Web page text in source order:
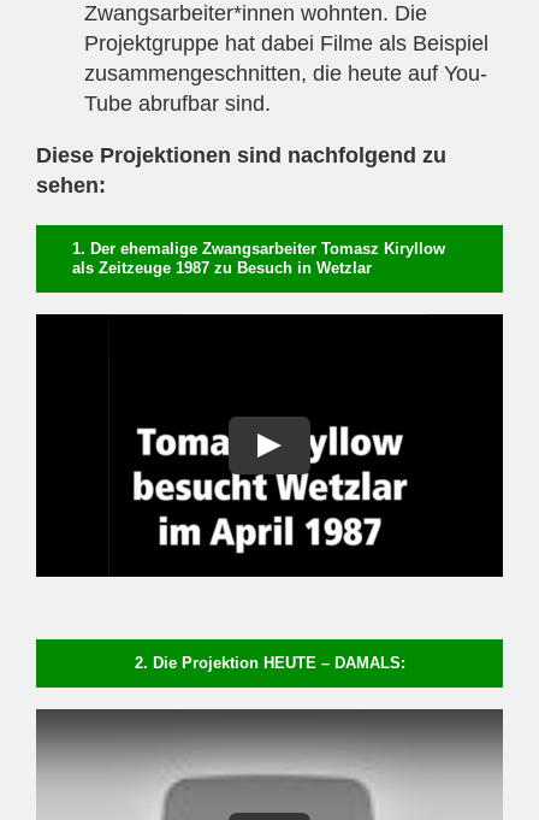
Zwangsarbeiter*innen wohnten. Die
Projektgruppe hat dabei Filme als Beispiel
zusammengeschnitten, die heute auf You-
Tube abrufbar sind.
Diese Projektionen sind nachfolgend zu
sehen:
1. Der ehemalige Zwangsarbeiter Tomasz Kiryllow
als Zeitzeuge 1987 zu Besuch in Wetzlar
2. Die Projektion HEUTE – DAMALS: